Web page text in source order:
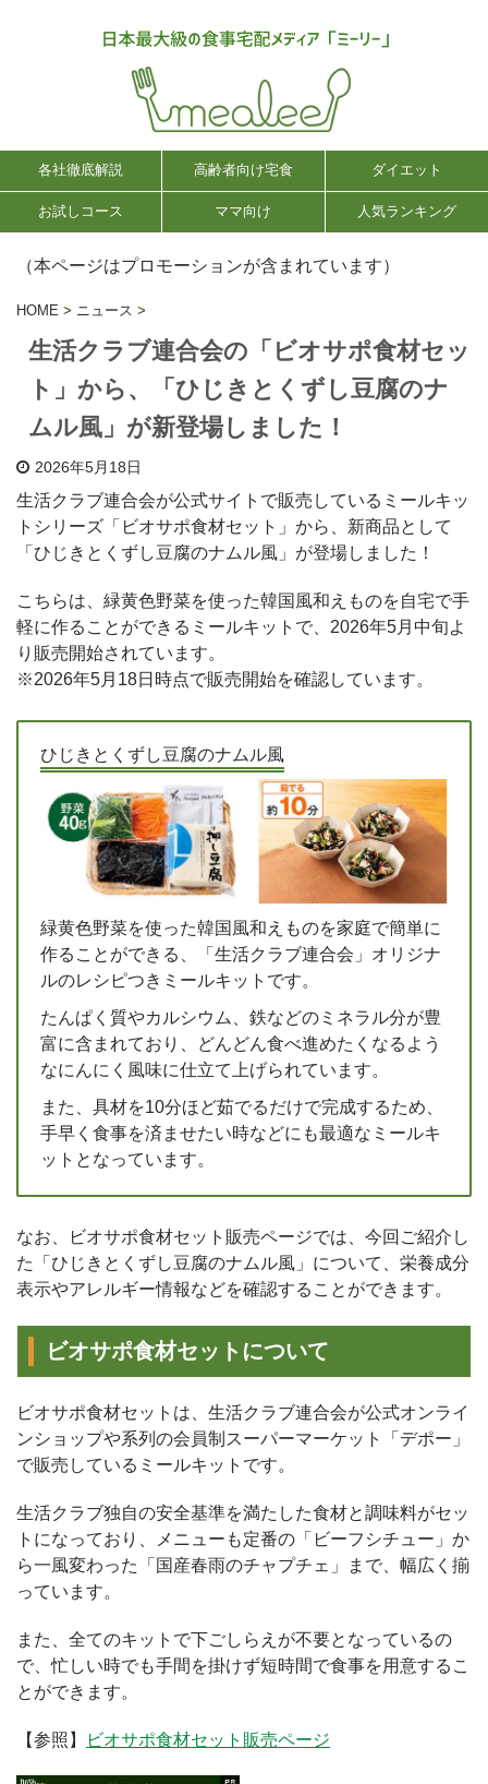
各社徹底解説 高齢者向け宅食 ダイエット
お試しコース ママ向け 人気ランキング
（本ページはプロモーションが含まれています）
HOME > ニュース >
生活クラブ連合会の「ビオサポ食材セッ
ト」から、「ひじきとくずし豆腐のナ
ムル風」が新登場しました！
2026年5月18日
生活クラブ連合会が公式サイトで販売しているミールキッ
トシリーズ「ビオサポ食材セット」から、新商品として
「ひじきとくずし豆腐のナムル風」が登場しました！
こちらは、緑黄色野菜を使った韓国風和えものを自宅で手
軽に作ることができるミールキットで、2026年5月中旬よ
り販売開始されています。
※2026年5月18日時点で販売開始を確認しています。
ひじきとくずし豆腐のナムル風
緑黄色野菜を使った韓国風和えものを家庭で簡単に
作ることができる、「生活クラブ連合会」オリジナ
ルのレシピつきミールキットです。
たんぱく質やカルシウム、鉄などのミネラル分が豊
富に含まれており、どんどん食べ進めたくなるよう
なにんにく風味に仕立て上げられています。
また、具材を10分ほど茹でるだけで完成するため、
手早く食事を済ませたい時などにも最適なミールキ
ットとなっています。
なお、ビオサポ食材セット販売ページでは、今回ご紹介し
た「ひじきとくずし豆腐のナムル風」について、栄養成分
表示やアレルギー情報などを確認することができます。
ビオサポ食材セットについて
ビオサポ食材セットは、生活クラブ連合会が公式オンライ
ンショップや系列の会員制スーパーマーケット「デポー」
で販売しているミールキットです。
生活クラブ独自の安全基準を満たした食材と調味料がセッ
トになっており、メニューも定番の「ビーフシチュー」か
ら一風変わった「国産春雨のチャプチェ」まで、幅広く揃
っています。
また、全てのキットで下ごしらえが不要となっているの
で、忙しい時でも手間を掛けず短時間で食事を用意するこ
とができます。
【参照】 ビオサポ食材セット販売ページ